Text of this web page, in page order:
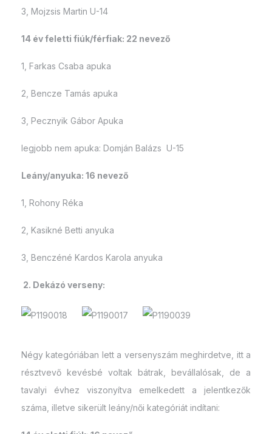
3, Mojzsis Martin U-14
14 év feletti fiúk/férfiak: 22 nevező
1, Farkas Csaba apuka
2, Bencze Tamás apuka
3, Pecznyik Gábor Apuka
legjobb nem apuka: Domján Balázs U-15
Leány/anyuka: 16 nevező
1, Rohony Réka
2, Kasikné Betti anyuka
3, Benczéné Kardos Karola anyuka
2. Dekázó verseny:
Négy kategóriában lett a versenyszám meghirdetve, itt a
résztvevő kevésbé voltak bátrak, bevállalósak, de a
tavalyi évhez viszonyítva emelkedett a jelentkezők
száma, illetve sikerült leány/női kategóriát indítani: